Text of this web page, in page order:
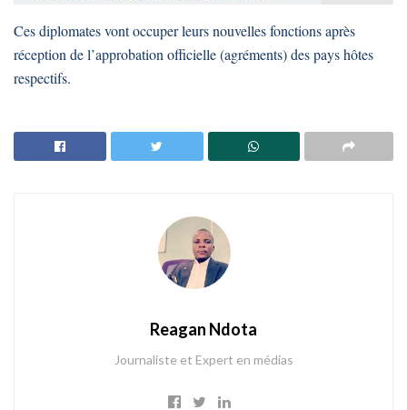
Ces diplomates vont occuper leurs nouvelles fonctions après
réception de l’approbation officielle (agréments) des pays hôtes
respectifs.
Reagan Ndota
Journaliste et Expert en médias